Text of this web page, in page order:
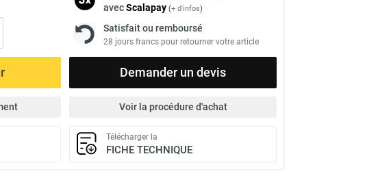
avecScalapay (+ d'infos)
Satisfait ou remboursé
28 jours francs pour retourner votre article
Demander un devis
Voir la procédure d'achat
Télécharger la
FICHE TECHNIQUE